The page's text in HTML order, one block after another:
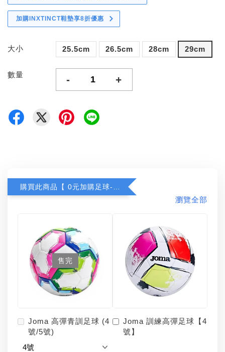
加購INXTINCT鞋墊享8折優惠
大小 25.5cm 26.5cm 28cm 29cm
數量 - +
瀏覽全部
售完
Joma 高彈青訓足球 (4
號/5號)
Joma 訓練高彈足球【4
號】